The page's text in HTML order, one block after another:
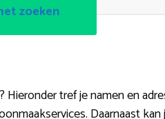
zoeken
tref je namen en
Daarnaast